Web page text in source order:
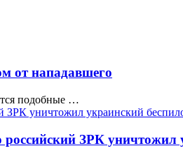
от нападавшего
подобные …
ЗРК уничтожил